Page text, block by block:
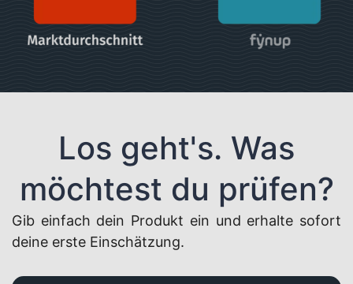
Los geht's. Was
möchtest du prüfen?
Gib einfach dein Produkt ein und erhalte sofort
deine erste Einschätzung.